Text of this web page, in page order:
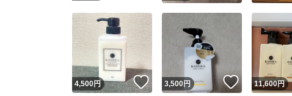
Yahoo!フリマ
安心取引出品
安心取引
取引実績
商品
4,500円 いいね！
3,500円 いいね！
11,600円